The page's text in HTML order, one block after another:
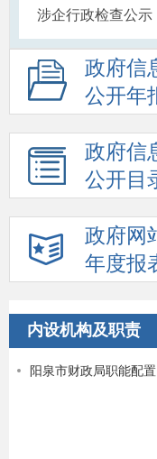
涉企行政检查公示
政府信
公开年
政府信
公开目
政府网
年度报
内设机构及职责
阳泉市财政局职能配